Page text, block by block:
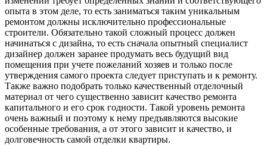
опыта в этом деле, то есть заниматься таким уникальным
ремонтом должны исключительно профессиональные
строители. Обязательно такой сложный процесс должен
начинаться с дизайна, то есть сначала опытный специалист
дизайнер должен заранее продумать весь будущий вид
помещения при учете пожеланий хозяев и только после
утверждения самого проекта следует приступать и к ремонту.
Также важно подобрать только качественный отделочный
материал от чего существенно зависит качество ремонта
капитального и его срок годности. Такой уровень ремонта
очень важный и поэтому к нему предъявляются высокие
особенные требования, а от этого зависит и качество, и
долговечность самой отделки квартиры.